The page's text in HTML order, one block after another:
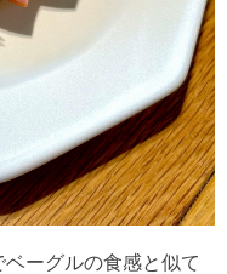
ーグルの食感と似て